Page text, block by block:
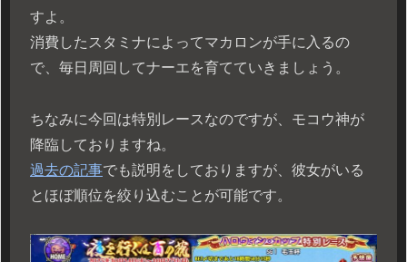
すよ。
消費したスタミナによってマカロンが手に入るの
で、毎日周回してナーエを育てていきましょう。
ちなみに今回は特別レースなのですが、モコウ神が
降臨しておりますね。
過去の記事でも説明をしておりますが、彼女がいる
とほぼ順位を絞り込むことが可能です。